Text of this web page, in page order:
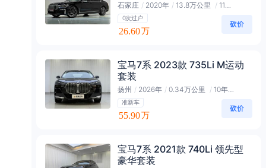
石家庄 / 2020年 / 13.8万公里 / 11年钻石会员
0次过户
26.60万
宝马7系 2023款 735Li M运动
套装
扬州 / 2026年 / 0.34万公里 / 10年会员
准新车
55.90万
宝马7系 2021款 740Li 领先型
豪华套装